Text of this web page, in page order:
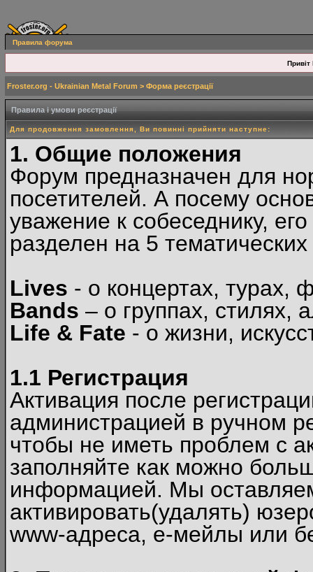
Правила форума
Привіт
Froster.org - Ukrainian Metal Forum > Форма реєстрації
Правила і умови реєстрації
Для продовження замовлення, Ви повинні прийняти наступне:
1. Общие положения
Форум предназначен для
посетителей. А посему
уважение к собеседнику,
разделен на 5
Lives - о концертах, турах,
Bands – о группах, стилях,
Life & Fate - о жизни,
1.1 Регистрация
Активация после
администрацией в ручном
чтобы не иметь проблем с
заполняйте как можно
информацией. Мы
активировать(удалять)
www-адреса, е-мейлы или